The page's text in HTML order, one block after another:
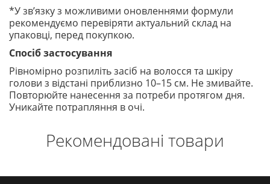
*У зв’язку з можливими оновленнями формули
рекомендуємо перевіряти актуальний склад на
упаковці, перед покупкою.
Спосіб застосування
Рівномірно розпиліть засіб на волосся та шкіру
голови з відстані приблизно 10–15 см. Не змивайте.
Повторюйте нанесення за потреби протягом дня.
Уникайте потрапляння в очі.
Рекомендовані товари